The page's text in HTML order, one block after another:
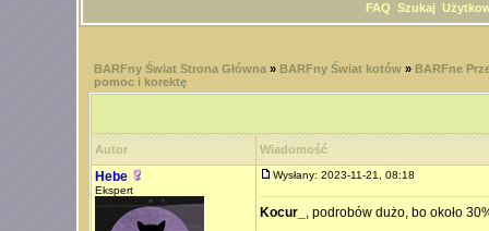
FAQ Szukaj
BARFny Świat Strona Główna» BARFny Świat kotów» BARFne
pomoc i korektę
Autor Wiadomość
Hebe
Ekspert
Wysłany: 2023-11-21, 08:18
Kocur_ , podrobów dużo, bo około